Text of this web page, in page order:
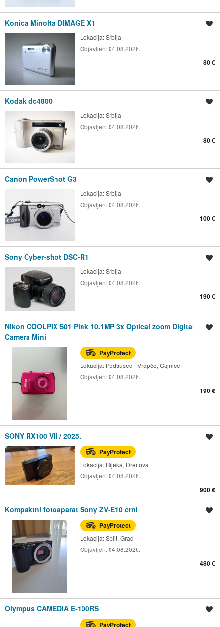
Konica Minolta DIMAGE X1
Lokacija:Srbija
Objavljen:04.08.2026.
80 €
Kodak dc4800
Lokacija:Srbija
Objavljen:04.08.2026.
80 €
Canon PowerShot G3
Lokacija:Srbija
Objavljen:04.08.2026.
100 €
Sony Cyber-shot DSC-R1
Lokacija:Srbija
Objavljen:04.08.2026.
190 €
Nikon COOLPIX S01 Pink 10.1MP 3x Optical zoom Digital
Camera Mini
PayProtect
Lokacija: Podsused - Vrapče, Gajnice
Objavljen:04.08.2026.
190 €
SONY RX100 VII / 2025.
PayProtect
Lokacija: Rijeka, Drenova
Objavljen:04.08.2026.
900 €
Kompaktni fotoaparat Sony ZV-E10 crni
PayProtect
Lokacija:Split, Grad
Objavljen:04.08.2026.
480 €
Olympus CAMEDIA E-100RS
PayProtect